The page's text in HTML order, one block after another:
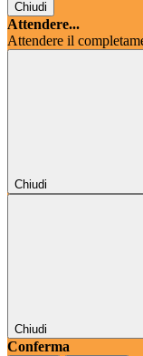
Chiudi
Attendere...
Attendere il
Chiudi
Chiudi
Conferma